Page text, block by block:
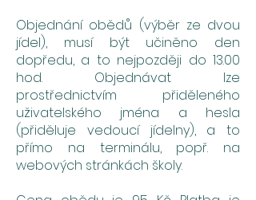
Objednání obědů (výběr ze dvou
jídel), musí být učiněno den
dopředu, a to nejpozději do 13.00
hod. Objednávat lze
prostřednictvím přiděleného
uživatelského jména a hesla
(přiděluje vedoucí jídelny), a to
přímo na terminálu, popř. na
webových stránkách školy.